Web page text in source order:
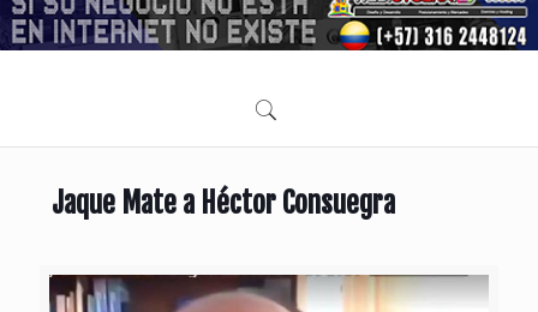
Jaque Mate a Héctor Consuegra